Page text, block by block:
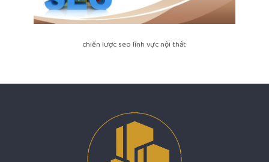
chiến lược seo lĩnh vực nội thất